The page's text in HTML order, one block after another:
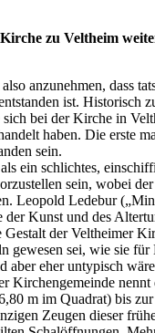
zu Veltheim
anzunehmen, dass
ist. Historisch
bei der Kirche in
haben. Die erste
sein.
ein schlichtes,
sein, wobei
Leopold Ledebur
der Kunst und des
Gestalt der Veltheimer
gewesen sei, wie sie für
aber eher untypisch
Kirchengemeinde
m im Quadrat) bis
Zeugen dieser